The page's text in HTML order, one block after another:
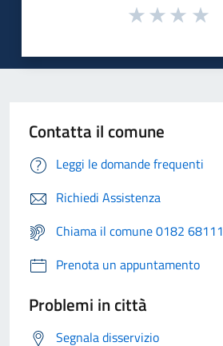
Contatta il comune
Leggi le domande frequenti
Richiedi Assistenza
Chiama il comune 0182 68111
Prenota un appuntamento
Problemi in città
Segnala disservizio